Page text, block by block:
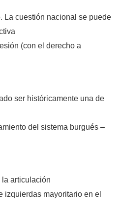
La cuestión nacional se puede
(con el derecho a
ser históricamente una de
del sistema burgués –
articulación
izquierdas mayoritario en el